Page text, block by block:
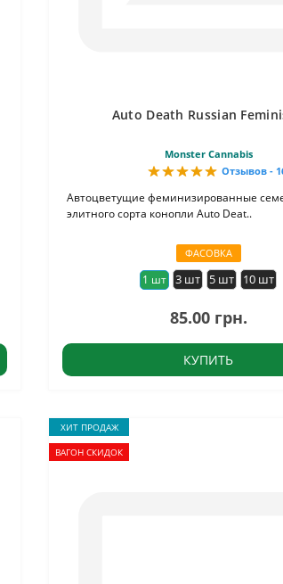
Auto Death Russian
Monster Cannabis
Отзывов -
Автоцветущие феминизированные
элитного сорта конопли Auto Deat..
ФАСОВКА
1 шт 3 шт 5 шт 10 шт
85.00 грн.
КУПИТЬ
ХИТ ПРОДАЖ
ВАГОН СКИДОК